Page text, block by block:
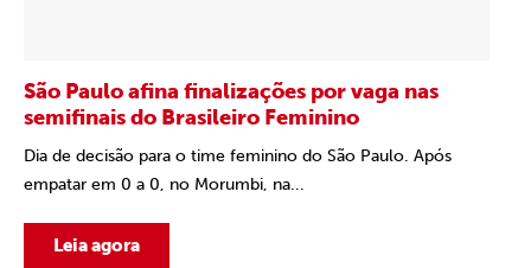
São Paulo afina finalizações por vaga nas
semifinais do Brasileiro Feminino
Dia de decisão para o time feminino do São Paulo. Após
empatar em 0 a 0, no Morumbi, na...
Leia agora